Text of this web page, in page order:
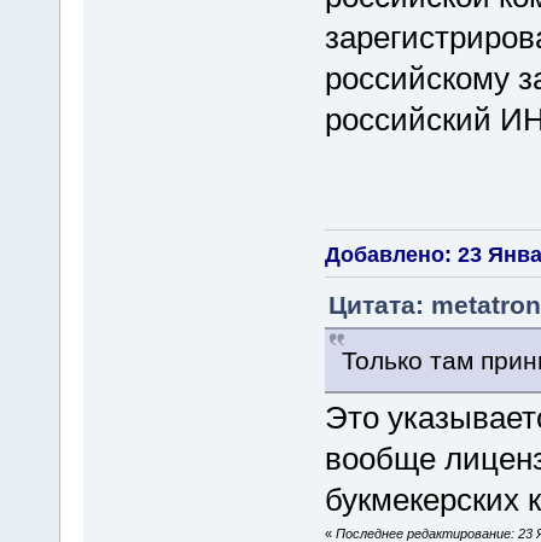
российскому
российский
Добавлено: 23
Цитата:
Только там
Это
вообще
букмекерских
« Последнее редактирование: 23